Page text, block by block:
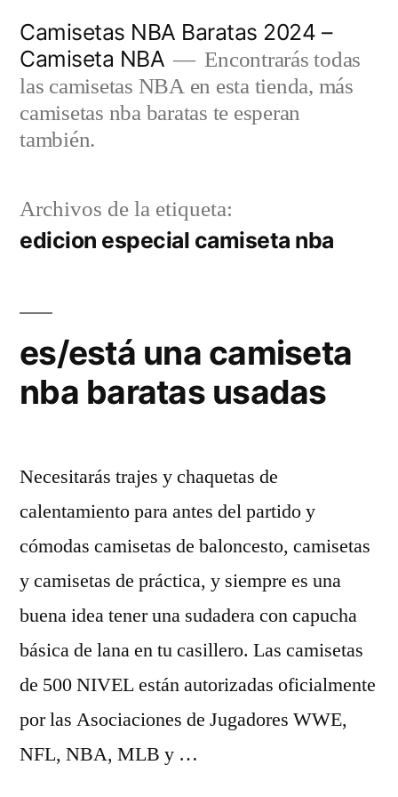
contenido
Camisetas NBA Baratas 2024 –
Camiseta NBA
Encontrarás todas
las camisetas NBA en esta tienda, más
camisetas nba baratas te esperan
también.
Archivos de la etiqueta:
edicion especial camiseta nba
es/está una camiseta
nba baratas usadas
Necesitarás trajes y chaquetas de
calentamiento para antes del partido y
cómodas camisetas de baloncesto, camisetas
y camisetas de práctica, y siempre es una
buena idea tener una sudadera con capucha
básica de lana en tu casillero. Las camisetas
de 500 NIVEL están autorizadas oficialmente
por las Asociaciones de Jugadores WWE,
NFL, NBA, MLB y …